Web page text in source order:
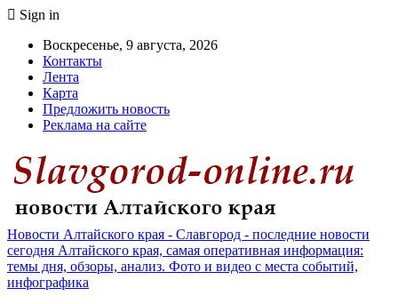
Sign in
Воскресенье, 9 августа, 2026
Контакты
Лента
Карта
Предложить новость
Реклама на сайте
Новости Алтайского края - Славгород - последние новости
сегодня Алтайского края, самая оперативная информация:
темы дня, обзоры, анализ. Фото и видео с места событий,
инфографика